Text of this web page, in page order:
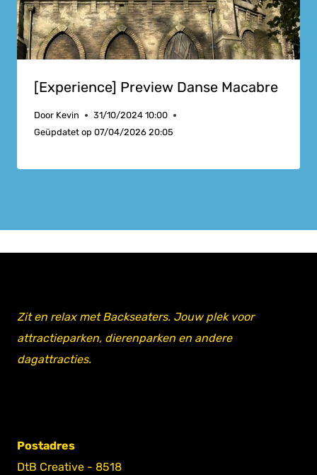
[Experience] Preview Danse Macabre
Door Kevin
31/10/2024 10:00
Geüpdatet op 07/04/2026 20:05
Zit en relax met Backseaters. Jouw plek voor
attractieparken, dierenparken en andere
dagattracties.
Postadres
DtB Creative - 8518